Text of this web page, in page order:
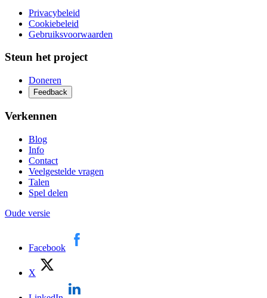
Privacybeleid
Cookiebeleid
Gebruiksvoorwaarden
Steun het project
Doneren
Feedback
Verkennen
Blog
Info
Contact
Veelgestelde vragen
Talen
Spel delen
Oude versie
Facebook
X